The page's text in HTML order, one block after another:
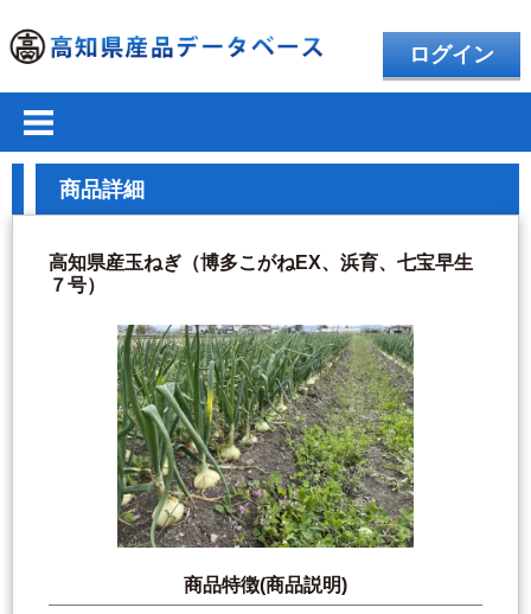
ログイン
商品詳細
高知県産玉ねぎ（博多こがねEX、浜育、七宝早生
７号）
商品特徴(商品説明)